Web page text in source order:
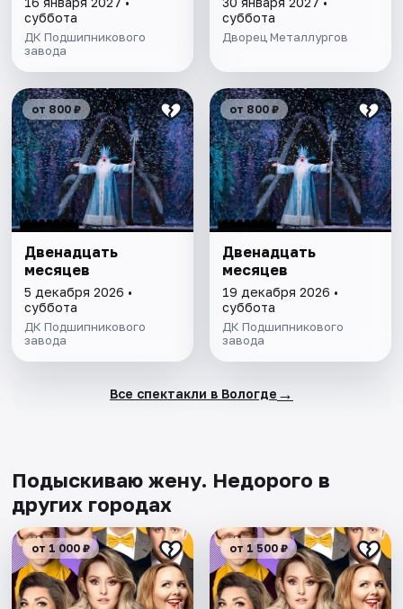
суббота
ДК Подшипникового
завода
суббота
Дворец Металлургов
от 800 ₽
Двенадцать
месяцев
5 декабря 2026 •
суббота
ДК Подшипникового
завода
от 800 ₽
Двенадцать
месяцев
19 декабря 2026 •
суббота
ДК Подшипникового
завода
Все спектакли в Вологде →
Подыскиваю жену. Недорого в
других городах
от 1 000 ₽ от 1 500 ₽